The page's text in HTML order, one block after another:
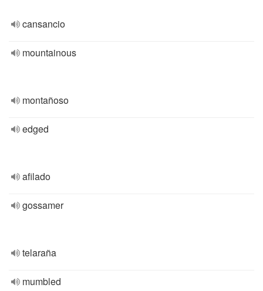
cansancio
mountainous
montañoso
edged
afilado
gossamer
telaraña
mumbled